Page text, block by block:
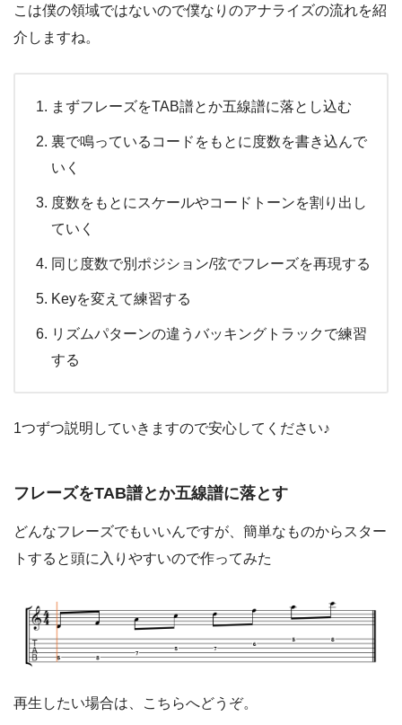
こは僕の領域ではないので僕なりのアナライズの流れを紹
介しますね。
まずフレーズをTAB譜とか五線譜に落とし込む
裏で鳴っているコードをもとに度数を書き込んで
いく
度数をもとにスケールやコードトーンを割り出し
ていく
同じ度数で別ポジション/弦でフレーズを再現する
Keyを変えて練習する
リズムパターンの違うバッキングトラックで練習
する
1つずつ説明していきますので安心してください♪
フレーズをTAB譜とか五線譜に落とす
どんなフレーズでもいいんですが、簡単なものからスター
トすると頭に入りやすいので作ってみた
再生したい場合は、こちらへどうぞ。